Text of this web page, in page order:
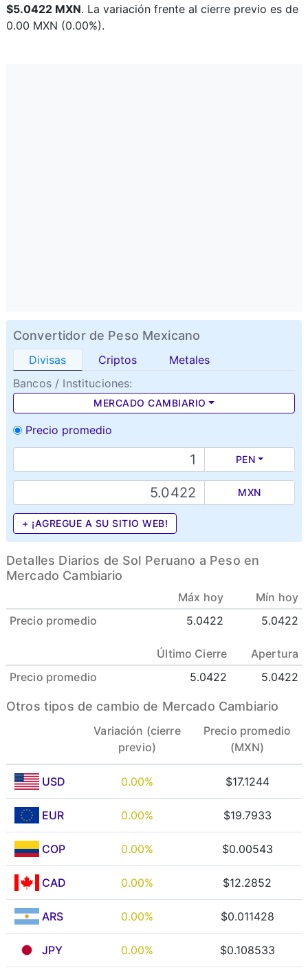
$5.0422 MXN. La variación frente al cierre previo es de
0.00 MXN (0.00%).
Convertidor de Peso Mexicano
Divisas Criptos
Metales
Bancos / Instituciones:
MERCADO CAMBIARIO
Precio promedio
PEN
MXN
+ ¡AGREGUE A SU SITIO WEB!
Detalles Diarios de Sol Peruano a Peso en
Mercado Cambiario
Máx hoy
Mín hoy
Precio promedio
5.0422 5.0422
Último Cierre
Apertura
Precio promedio
5.0422 5.0422
Otros tipos de cambio de Mercado Cambiario
Variación (cierre
previo)
Precio promedio
(MXN)
USD 0.00% $17.1244
EUR 0.00% $19.7933
COP 0.00% $0.00543
CAD 0.00% $12.2852
ARS 0.00% $0.011428
JPY 0.00% $0.108533